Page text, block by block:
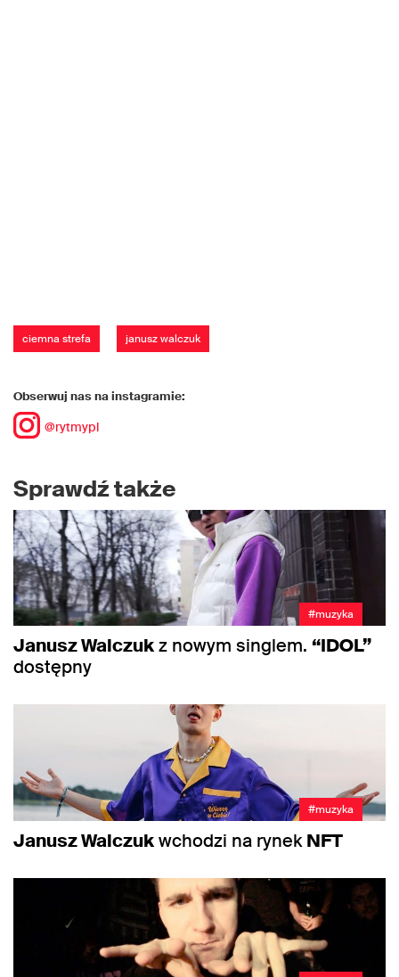
ciemna strefa janusz walczuk
Obserwuj nas na instagramie:
@rytmypl
Sprawdź także
#muzyka
Janusz Walczukz nowym singlem. “IDOL”
dostępny
#muzyka
Janusz Walczukwchodzi na rynekNFT